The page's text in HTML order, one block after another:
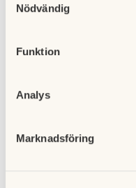
cookies och välja att
Nödvändig
Funktion
Analys
Marknadsföring
Det finns inga lediga
lägenheter
Adress:
Rum: